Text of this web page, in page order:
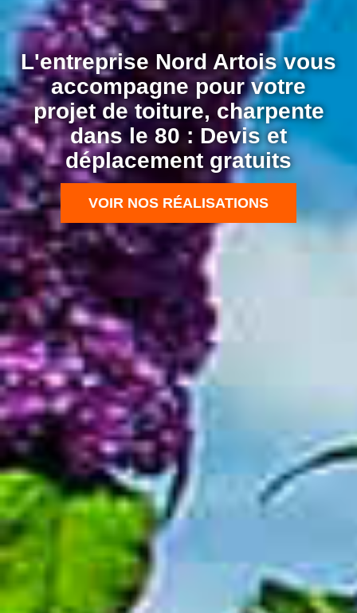
L'entreprise Nord Artois vous
accompagne pour votre
projet de toiture, charpente
dans le 80 : Devis et
déplacement gratuits
VOIR NOS RÉALISATIONS